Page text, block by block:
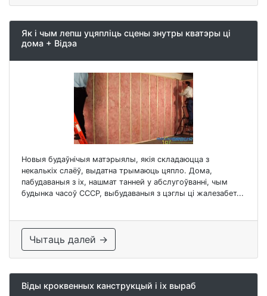
Як і чым лепш уцяпліць сцены знутры кватэры ці
дома + Відэа
Новыя будаўнічыя матэрыялы, якія складаюцца з
некалькіх слаёў, выдатна трымаюць цяпло. Дома,
пабудаваныя з іх, нашмат танней у абслугоўванні, чым
будынка часоў СССР, выбудаваныя з цэглы ці жалезабет...
Чытаць далей →
Віды кроквенных канструкцый і іх выраб